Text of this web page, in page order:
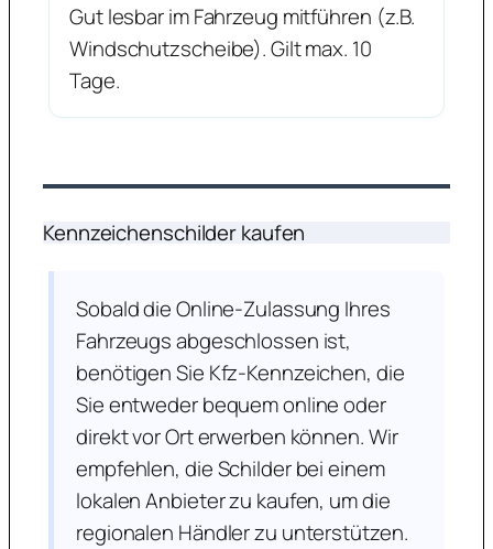
Gut lesbar im Fahrzeug mitführen (z.B.
Windschutzscheibe). Gilt max. 10
Tage.
Kennzeichenschilder kaufen
Sobald die Online-Zulassung Ihres
Fahrzeugs abgeschlossen ist,
benötigen Sie Kfz-Kennzeichen, die
Sie entweder bequem online oder
direkt vor Ort erwerben können. Wir
empfehlen, die Schilder bei einem
lokalen Anbieter zu kaufen, um die
regionalen Händler zu unterstützen.